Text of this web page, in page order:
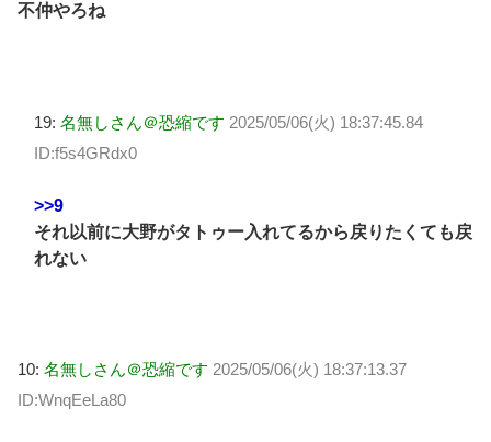
不仲やろね
19: 名無しさん＠恐縮です 2025/05/06(火) 18:37:45.84
ID:f5s4GRdx0
>>9
それ以前に大野がタトゥー入れてるから戻りたくても戻
れない
10: 名無しさん＠恐縮です 2025/05/06(火) 18:37:13.37
ID:WnqEeLa80